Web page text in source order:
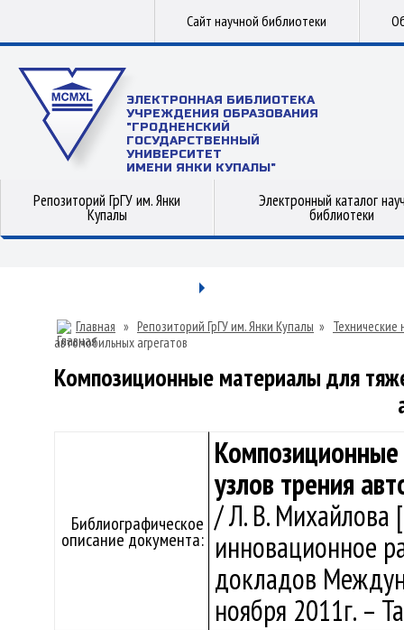
Сайт научной библиотеки
ЭЛЕКТРОННАЯ БИБЛИОТЕКА
УЧРЕЖДЕНИЯ ОБРАЗОВАНИЯ
"ГРОДНЕНСКИЙ
ГОСУДАРСТВЕННЫЙ
УНИВЕРСИТЕТ
ИМЕНИ ЯНКИ КУПАЛЫ"
Репозиторий ГрГУ им. Янки
Купалы
Электронный каталог
библиотеки
Главная » Репозиторий ГрГУ им. Янки Купалы » Технические
автомобильных агрегатов
Композиционные материалы для
Библиографическое
описание документа:
узлов трения
/ Л. В. Михайлова
инновационное
докладов
ноября 2011г. –